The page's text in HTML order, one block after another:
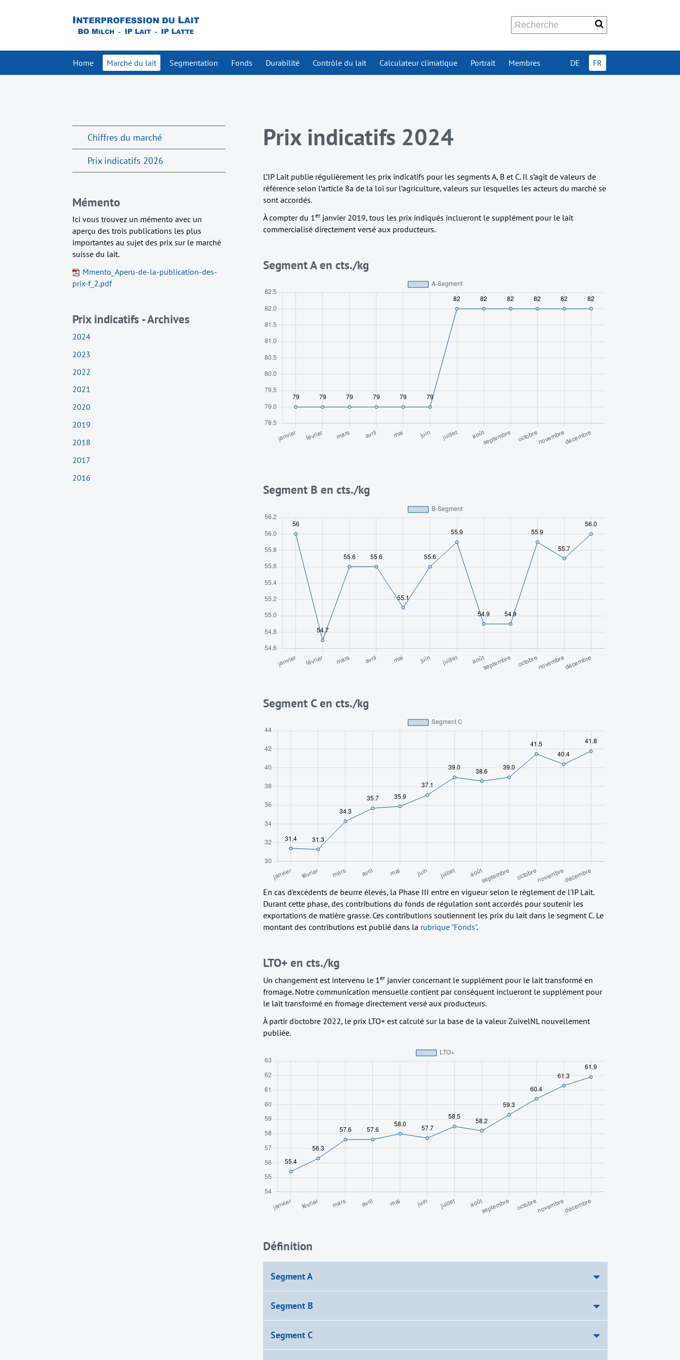
Home Marché du lait Segmentation Fonds Durabilité Contrôle du lait Calculateur climatique Portrait Membres DE FR
Prix indicatifs 2024
L’IP Lait publie régulièrement les prix indicatifs pour les segments A, B et C. Il s’agit de valeurs de
référence selon l’article 8a de la loi sur l’agriculture, valeurs sur lesquelles les acteurs du marché se
sont accordés.
À compter du 1er janvier 2019, tous les prix indiqués inclueront le supplément pour le lait
commercialisé directement versé aux producteurs.
Segment A en cts./kg
Segment B en cts./kg
Segment C en cts./kg
En cas d'excédents de beurre élevés, la Phase III entre en vigueur selon le règlement de l'IP Lait.
Durant cette phase, des contributions du fonds de régulation sont accordés pour soutenir les
exportations de matière grasse. Ces contributions soutiennent les prix du lait dans le segment C. Le
montant des contributions est publié dans la rubrique "Fonds".
LTO+ en cts./kg
Un changement est intervenu le 1er janvier concernant le supplément pour le lait transformé en
fromage. Notre communication mensuelle contient par conséquent inclueront le supplément pour
le lait transformé en fromage directement versé aux producteurs.
À partir d'octobre 2022, le prix LTO+ est calculé sur la base de la valeur ZuivelNL nouvellement
publiée.
Définition
Segment A
Segment B
Segment C
Chiffres du marché
Prix indicatifs 2026
Mémento
Ici vous trouvez un mémento avec un
aperçu des trois publications les plus
importantes au sujet des prix sur le marché
suisse du lait.
Mmento_Aperu-de-la-publication-des-
prix-f_2.pdf
Prix indicatifs - Archives
2024
2023
2022
2021
2020
2019
2018
2017
2016